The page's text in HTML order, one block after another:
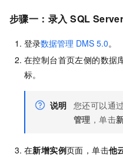
步骤一：录入 SQL Server
登录数据管理 DMS 5.0。
在控制台首页左侧的数据
标。
说明 您还可以通
管理 ，单击
在新增实例页面，单击他